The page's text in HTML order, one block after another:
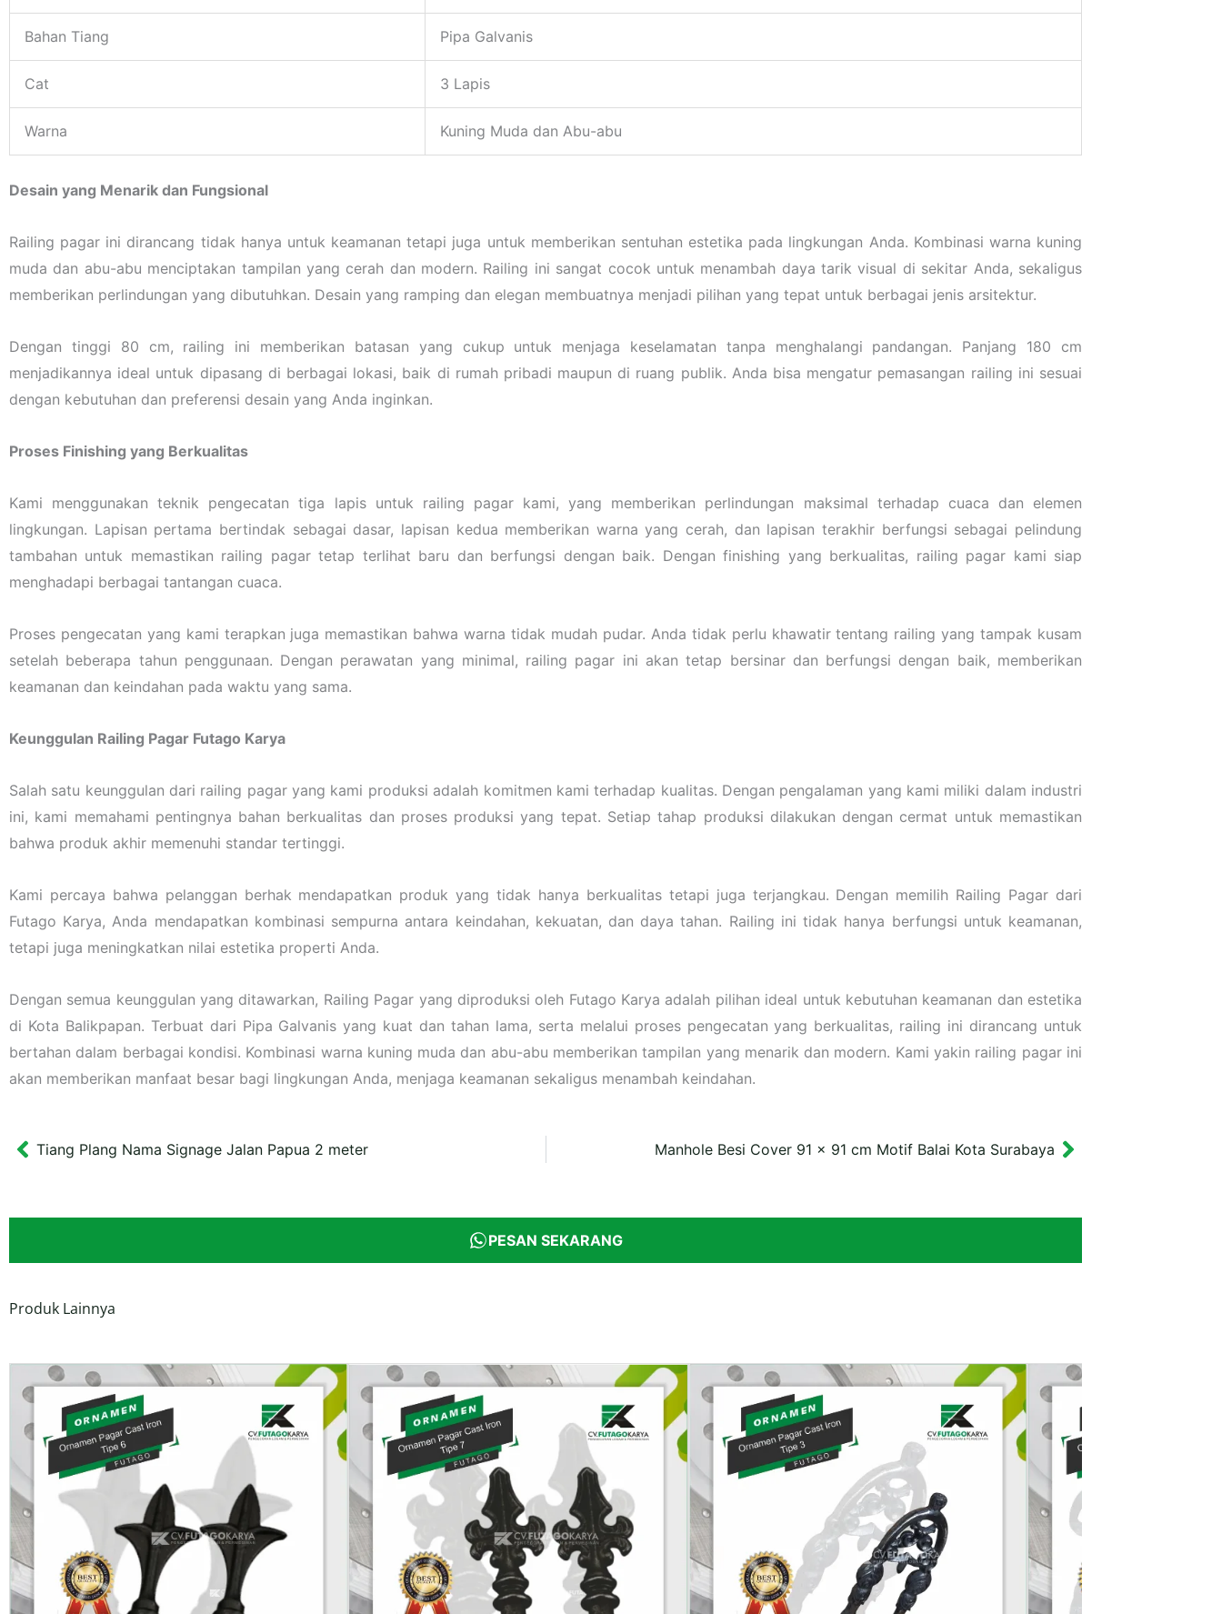
Bahan Tiang Pipa Galvanis
Cat 3 Lapis
Warna Kuning Muda dan Abu-abu
Desain yang Menarik dan Fungsional
Railing pagar ini dirancang tidak hanya untuk keamanan tetapi juga untuk memberikan sentuhan estetika pada lingkungan Anda. Kombinasi warna kuning
muda dan abu-abu menciptakan tampilan yang cerah dan modern. Railing ini sangat cocok untuk menambah daya tarik visual di sekitar Anda, sekaligus
memberikan perlindungan yang dibutuhkan. Desain yang ramping dan elegan membuatnya menjadi pilihan yang tepat untuk berbagai jenis arsitektur.
Dengan tinggi 80 cm, railing ini memberikan batasan yang cukup untuk menjaga keselamatan tanpa menghalangi pandangan. Panjang 180 cm
menjadikannya ideal untuk dipasang di berbagai lokasi, baik di rumah pribadi maupun di ruang publik. Anda bisa mengatur pemasangan railing ini sesuai
dengan kebutuhan dan preferensi desain yang Anda inginkan.
Proses Finishing yang Berkualitas
Kami menggunakan teknik pengecatan tiga lapis untuk railing pagar kami, yang memberikan perlindungan maksimal terhadap cuaca dan elemen
lingkungan. Lapisan pertama bertindak sebagai dasar, lapisan kedua memberikan warna yang cerah, dan lapisan terakhir berfungsi sebagai pelindung
tambahan untuk memastikan railing pagar tetap terlihat baru dan berfungsi dengan baik. Dengan finishing yang berkualitas, railing pagar kami siap
menghadapi berbagai tantangan cuaca.
Proses pengecatan yang kami terapkan juga memastikan bahwa warna tidak mudah pudar. Anda tidak perlu khawatir tentang railing yang tampak kusam
setelah beberapa tahun penggunaan. Dengan perawatan yang minimal, railing pagar ini akan tetap bersinar dan berfungsi dengan baik, memberikan
keamanan dan keindahan pada waktu yang sama.
Keunggulan Railing Pagar Futago Karya
Salah satu keunggulan dari railing pagar yang kami produksi adalah komitmen kami terhadap kualitas. Dengan pengalaman yang kami miliki dalam industri
ini, kami memahami pentingnya bahan berkualitas dan proses produksi yang tepat. Setiap tahap produksi dilakukan dengan cermat untuk memastikan
bahwa produk akhir memenuhi standar tertinggi.
Kami percaya bahwa pelanggan berhak mendapatkan produk yang tidak hanya berkualitas tetapi juga terjangkau. Dengan memilih Railing Pagar dari
Futago Karya, Anda mendapatkan kombinasi sempurna antara keindahan, kekuatan, dan daya tahan. Railing ini tidak hanya berfungsi untuk keamanan,
tetapi juga meningkatkan nilai estetika properti Anda.
Dengan semua keunggulan yang ditawarkan, Railing Pagar yang diproduksi oleh Futago Karya adalah pilihan ideal untuk kebutuhan keamanan dan estetika
di Kota Balikpapan. Terbuat dari Pipa Galvanis yang kuat dan tahan lama, serta melalui proses pengecatan yang berkualitas, railing ini dirancang untuk
bertahan dalam berbagai kondisi. Kombinasi warna kuning muda dan abu-abu memberikan tampilan yang menarik dan modern. Kami yakin railing pagar ini
akan memberikan manfaat besar bagi lingkungan Anda, menjaga keamanan sekaligus menambah keindahan.
Prev
Tiang Plang Nama Signage Jalan Papua 2 meter Manhole Besi Cover 91 x 91 cm Motif Balai Kota Surabaya Next
PESAN SEKARANG
Produk Lainnya